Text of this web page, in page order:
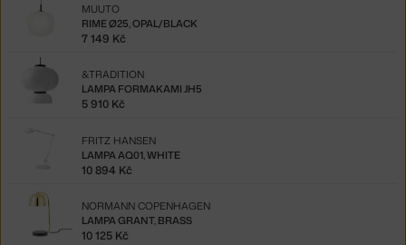
RIME Ø25, OPAL/BLACK
MUUTO
7 149 Kč
LAMPA FORMAKAMI JH5
&TRADITION
5 910 Kč
LAMPA AQ01, WHITE
FRITZ HANSEN
10 894 Kč
LAMPA GRANT, BRASS
NORMANN COPENHAGEN
10 125 Kč